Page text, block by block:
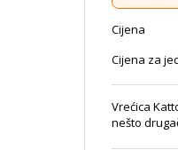
Cijena
Cijena za
Vrećica
nešto